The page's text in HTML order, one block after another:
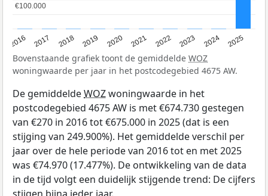
2016 2017 2018 2019 2020 2021 2022 2023 2024 2025
€100.000
€100.000
Bovenstaande grafiek toont de gemiddelde WOZ
woningwaarde per jaar in het postcodegebied 4675 AW.
De gemiddeldeWOZwoningwaarde in het
postcodegebied 4675 AW is met €674.730 gestegen
van €270 in 2016 tot €675.000 in 2025 (dat is een
stijging van 249.900%). Het gemiddelde verschil per
jaar over de hele periode van 2016 tot en met 2025
was €74.970 (17.477%). De ontwikkeling van de data
in de tijd volgt een duidelijk stijgende trend: De cijfers